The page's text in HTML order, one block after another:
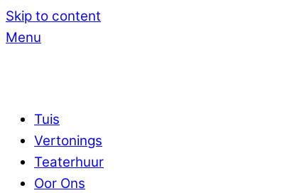
Skip to content
Menu
Tuis
Vertonings
Teaterhuur
Oor Ons